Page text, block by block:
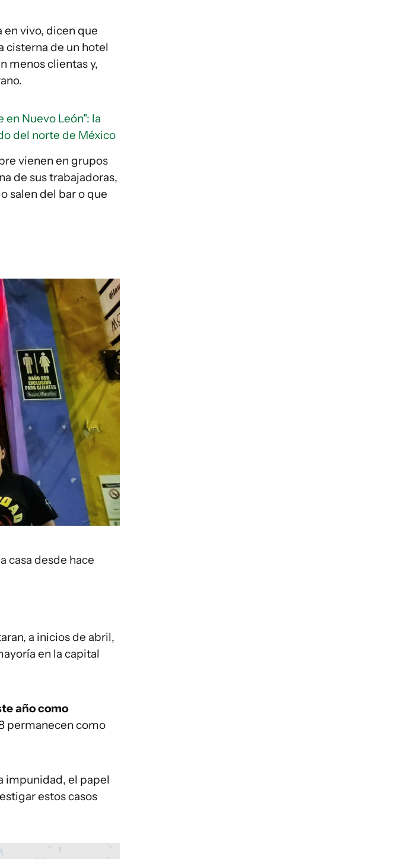
en vivo, dicen que
cisterna de un hotel
menos clientas y,
Nuevo León": la
del norte de México
vienen en grupos
de sus trabajadoras,
salen del bar o que
casa desde hace
a inicios de abril,
en la capital
año como
permanecen como
impunidad, el papel
estos casos